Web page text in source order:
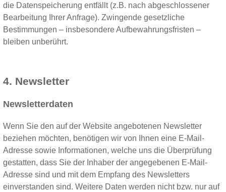
die Datenspeicherung entfällt (z.B. nach abgeschlossener
Bearbeitung Ihrer Anfrage). Zwingende gesetzliche
Bestimmungen – insbesondere Aufbewahrungsfristen –
bleiben unberührt.
4. Newsletter
Newsletterdaten
Wenn Sie den auf der Website angebotenen Newsletter
beziehen möchten, benötigen wir von Ihnen eine E-Mail-
Adresse sowie Informationen, welche uns die Überprüfung
gestatten, dass Sie der Inhaber der angegebenen E-Mail-
Adresse sind und mit dem Empfang des Newsletters
einverstanden sind. Weitere Daten werden nicht bzw. nur auf